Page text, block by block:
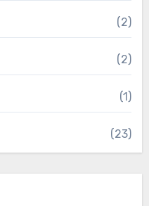
(2)
(2)
(1)
(23)